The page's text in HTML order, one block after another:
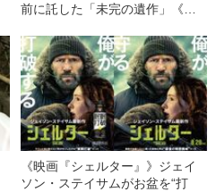
前に託した「未完の遺作」《初
《映画『シェルター』》ジェイ
ソン・ステイサムがお盆を“打